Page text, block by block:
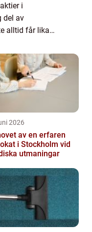
i
del av
alltid får lika
artikel
2026
av en erfaren
i Stockholm vid
utmaningar